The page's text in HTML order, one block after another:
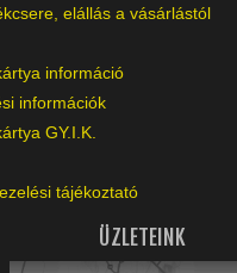
elállás a vásárlástól
információ
információk
GY.I.K.
tájékoztató
ÜZLETEINK